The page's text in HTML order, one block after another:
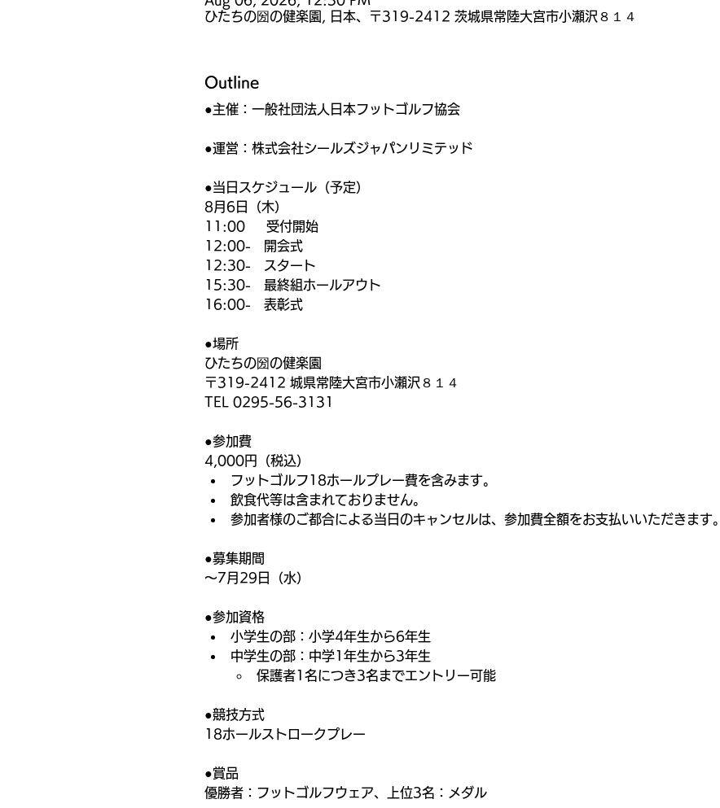
ひたちの圀の健楽園, 日本、〒319-2412 茨城県常陸大宮市小瀬沢８１４
Outline
●主催：一般社団法人日本フットゴルフ協会
●運営：株式会社シールズジャパンリミテッド
●当日スケジュール（予定）
8月6日（木）
11:00  　受付開始
12:00-　開会式
12:30-　スタート
15:30-　最終組ホールアウト
16:00-　表彰式
●場所
ひたちの圀の健楽園
〒319-2412 城県常陸大宮市小瀬沢８１４
TEL 0295-56-3131
●参加費
4,000円（税込）
フットゴルフ18ホールプレー費を含みます。
飲食代等は含まれておりません。
参加者様のご都合による当日のキャンセルは、参加費全額をお支払いいただきます。
●募集期間
〜7月29日（水）
●参加資格
小学生の部：小学4年生から6年生
中学生の部：中学1年生から3年生
保護者1名につき3名までエントリー可能
●競技方式
18ホールストロークプレー
●賞品
優勝者：フットゴルフウェア、上位3名：メダル